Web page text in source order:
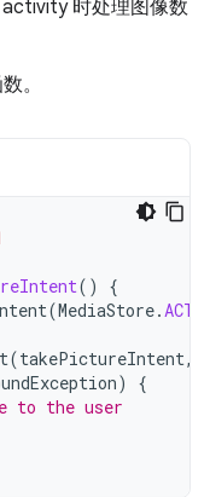
时处理图像数
。
()
{
(MediaStore.
(takePictureIntent,
)
{
to the user